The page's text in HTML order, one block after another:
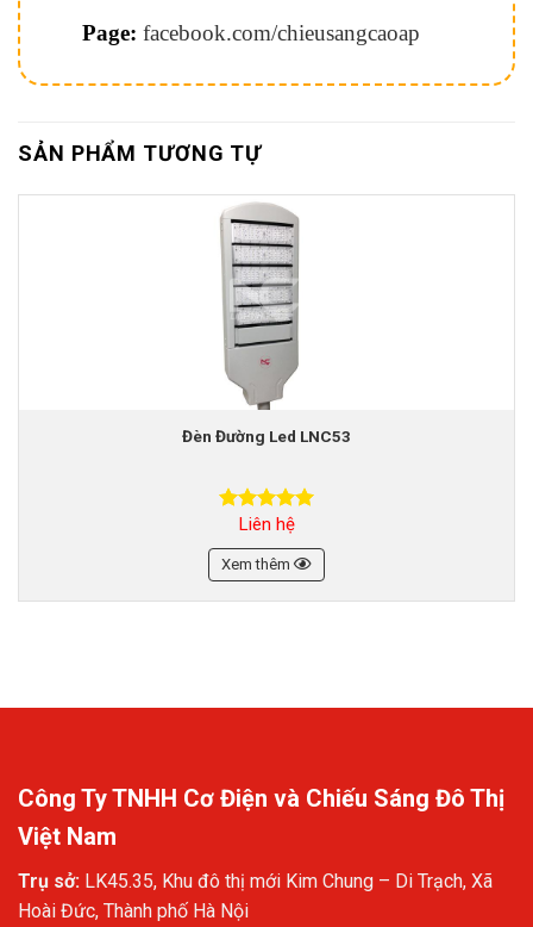
Page: facebook.com/chieusangcaoap
SẢN PHẨM TƯƠNG TỰ
Đèn Đường Led LNC53
Được xếp
hạng5.00
5 sao
Liên hệ
Xem thêm
Công Ty TNHH Cơ Điện và Chiếu Sáng Đô Thị
Việt Nam
Trụ sở: LK45.35, Khu đô thị mới Kim Chung – Di Trạch, Xã
Hoài Đức, Thành phố Hà Nội